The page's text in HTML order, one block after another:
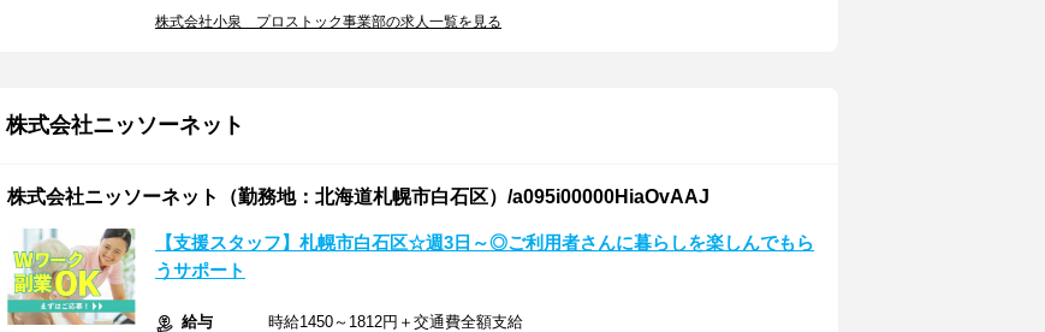
株式会社小泉 プロストック事業部の求人一覧を見る
株式会社ニッソーネット
株式会社ニッソーネット（勤務地：北海道札幌市白石区）/a095i00000HiaOvAAJ
【支援スタッフ】札幌市白石区☆週3日～◎ご利用者さんに暮らしを楽しんでもら
うサポート
給与
時給1450～1812円＋交通費全額支給